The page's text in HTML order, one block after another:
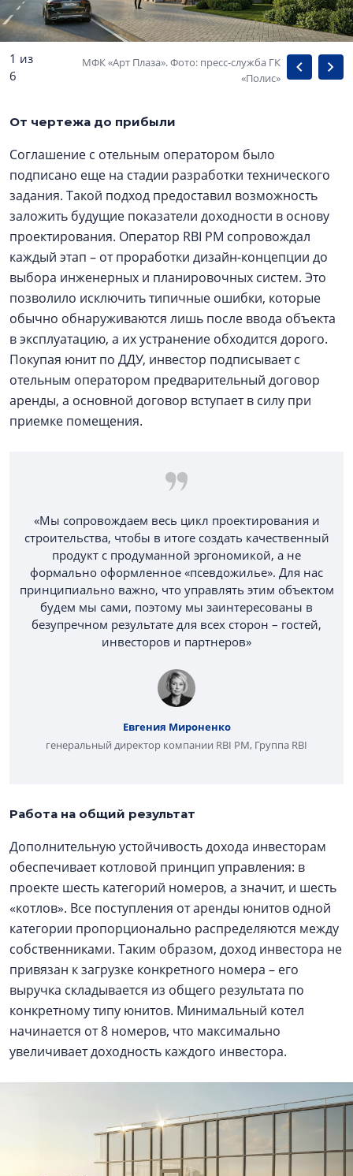
1 из
6
МФК «Арт Плаза». Фото: пресс-служба ГК
«Полис»
От чертежа до прибыли
Соглашение с отельным оператором было
подписано еще на стадии разработки технического
задания. Такой подход предоставил возможность
заложить будущие показатели доходности в основу
проектирования. Оператор RBI PM сопровождал
каждый этап – от проработки дизайн-концепции до
выбора инженерных и планировочных систем. Это
позволило исключить типичные ошибки, которые
обычно обнаруживаются лишь после ввода объекта
в эксплуатацию, а их устранение обходится дорого.
Покупая юнит по ДДУ, инвестор подписывает с
отельным оператором предварительный договор
аренды, а основной договор вступает в силу при
приемке помещения.
«Мы сопровождаем весь цикл проектирования и
строительства, чтобы в итоге создать качественный
продукт с продуманной эргономикой, а не
формально оформленное «псевдожилье». Для нас
принципиально важно, что управлять этим объектом
будем мы сами, поэтому мы заинтересованы в
безупречном результате для всех сторон – гостей,
инвесторов и партнеров»
Евгения Мироненко
генеральный директор компании RBI PM, Группа RBI
Работа на общий результат
Дополнительную устойчивость дохода инвесторам
обеспечивает котловой принцип управления: в
проекте шесть категорий номеров, а значит, и шесть
«котлов». Все поступления от аренды юнитов одной
категории пропорционально распределяются между
собственниками. Таким образом, доход инвестора не
привязан к загрузке конкретного номера – его
выручка складывается из общего результата по
конкретному типу юнитов. Минимальный котел
начинается от 8 номеров, что максимально
увеличивает доходность каждого инвестора.